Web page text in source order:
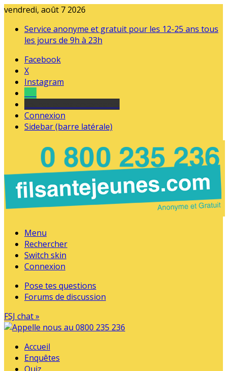
vendredi, août 7 2026
Service anonyme et gratuit pour les 12-25 ans tous
les jours de 9h à 23h
Facebook
X
Instagram
Connexion
Sidebar (barre latérale)
Menu
Rechercher
Switch skin
Connexion
Pose tes questions
Forums de discussion
FSJ chat »
Accueil
Enquêtes